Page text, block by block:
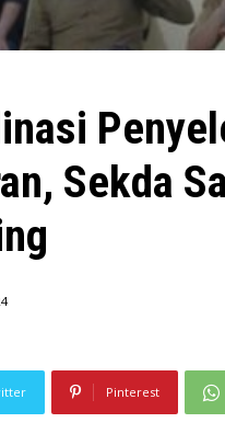
Sekda
Pinterest